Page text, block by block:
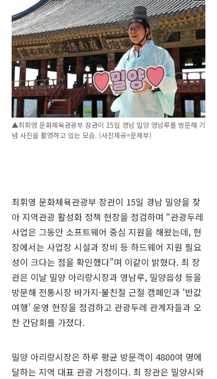
▲최휘영 문화체육관광부 장관이 15일 경남 밀양 영남루를 방문해 기
념 사진을 촬영하고 있는 모습. (사진제공=문체부)
최휘영 문화체육관광부 장관이 15일 경남 밀양을 찾
아 지역관광 활성화 정책 현장을 점검하며 “관광두레
사업은 그동안 소프트웨어 중심 지원을 해왔는데, 현
장에서는 사업장 시설과 장비 등 하드웨어 지원 필요
성이 크다는 점을 확인했다”며 이같이 밝혔다. 최 장
관은 이날 밀양 아리랑시장과 영남루, 밀양읍성 등을
방문해 전통시장 바가지·불친절 근절 캠페인과 ‘반값
여행’ 운영 현장을 점검하고 관광두레 관계자들과 오
찬 간담회를 가졌다.
밀양 아리랑시장은 하루 평균 방문객이 4800여 명에
달하는 지역 대표 관광 거점이다. 최 장관은 밀양시와